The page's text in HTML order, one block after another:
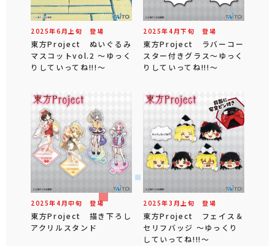
2025年6 月 上旬 登場
東方Project ぬいぐるみ
マスコットvol.2 ～ゆっく
りしていってね!!!～
2025年4 月下旬 登場
東方Project ラバーコー
スター付きグラス～ゆっく
りしていってね!!!～
2025年4 月中旬 登場
東方Project 描き下ろし
アクリルスタンド
2025年3 月 上旬 登場
東方Project フェイス＆
セリフバッジ ～ゆっくり
していってね!!!～